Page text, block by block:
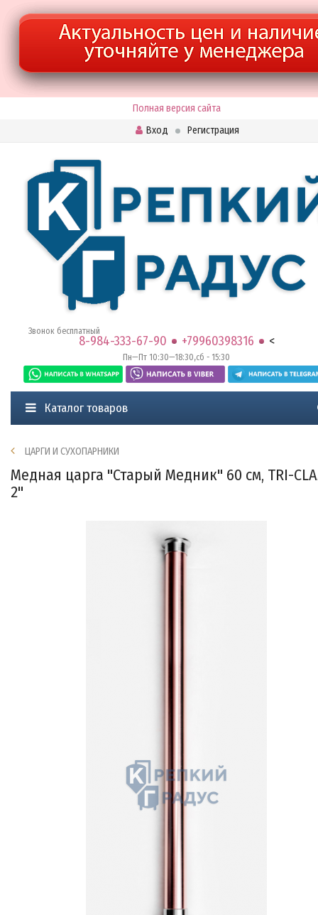
Полная версия сайта
Вход
Регистрация
8-984-333-67-90 +79960398316 <
Звонок бесплатный
Пн—Пт 10:30—18:30,сб - 15:30
Каталог товаров
ЦАРГИ И СУХОПАРНИКИ
Медная царга "Старый Медник" 60 см, TRI-
2"